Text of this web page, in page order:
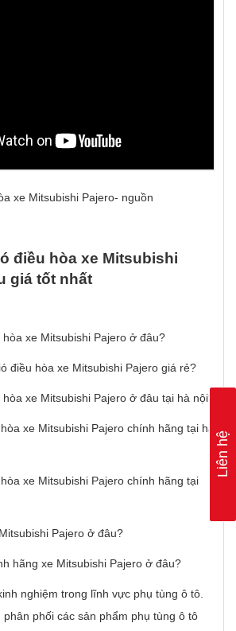
xe Mitsubishi Pajero- nguồn
điều hòa xe Mitsubishi
giá tốt nhất
xe Mitsubishi Pajero ở đâu?
điều hòa xe Mitsubishi Pajero giá rẻ?
xe Mitsubishi Pajero ở đâu tại hà nội?
xe Mitsubishi Pajero chính hãng tại hà
xe Mitsubishi Pajero chính hãng tại
Pajero ở đâu?
hãng xe Mitsubishi Pajero ở đâu?
nghiệm trong lĩnh vực phụ tùng ô tô.
phân phối các sản phẩm phụ tùng ô tô
Liên hệ